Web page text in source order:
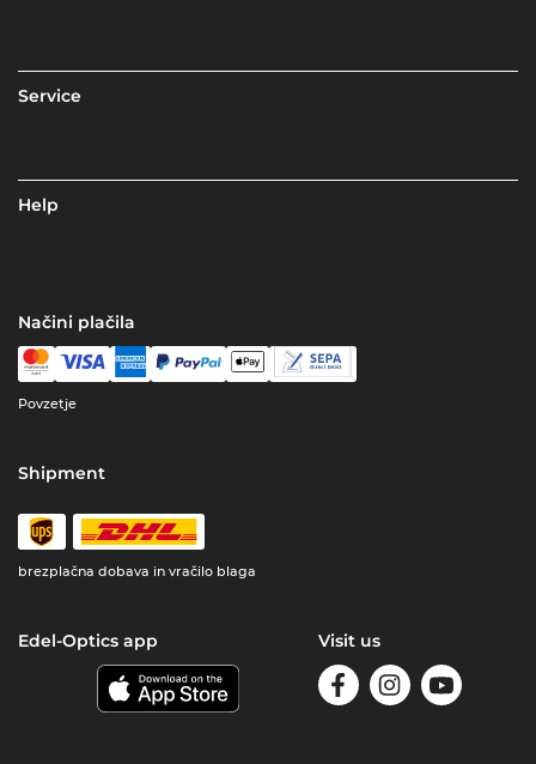
Service
Help
Načini plačila
Povzetje
Shipment
brezplačna dobava in vračilo blaga
Edel-Optics app Visit us